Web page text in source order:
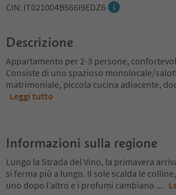
CIN: IT021004B566I9EDZ6
Descrizione
Appartamento per 2-3 persone,
Consiste di uno spazioso monolocale/
matrimoniale, piccola cucina adiacente,
Leggi tutto
Informazioni sulla regione
Lungo la Strada del Vino, la primavera
si ferma più a lungo. Il sole scalda le
uno dopo l’altro e i profumi cambiano ...